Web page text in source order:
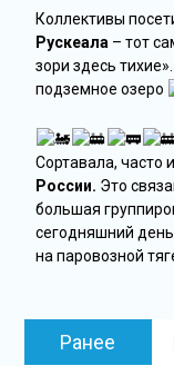
Коллективы
Рускеала – тот
зори здесь
подземное озеро
Сортавала, часто
России. Это
большая
сегодняшний
на паровозной
Ранее